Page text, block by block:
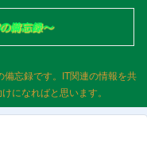
忘録です。IT関連の情報を共
になればと思います。